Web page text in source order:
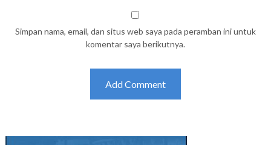
Simpan nama, email, dan situs web saya pada peramban ini untuk
komentar saya berikutnya.